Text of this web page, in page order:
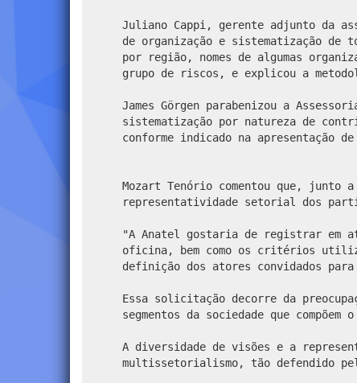
Juliano Cappi, gerente adjunto da
de organização e sistematização de
por região, nomes de algumas
grupo de riscos, e explicou a
James Görgen parabenizou a
sistematização por natureza de
conforme indicado na apresentação
Mozart Tenório comentou que, junto
representatividade setorial dos
"A Anatel gostaria de registrar em
oficina, bem como os critérios
definição dos atores convidados
Essa solicitação decorre da
segmentos da sociedade que compõem
A diversidade de visões e a
multissetorialismo, tão defendido